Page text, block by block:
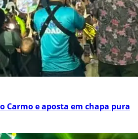
Carmo e aposta em chapa pura